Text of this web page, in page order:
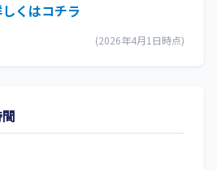
くはコチラ
(2026年4月1日時点)